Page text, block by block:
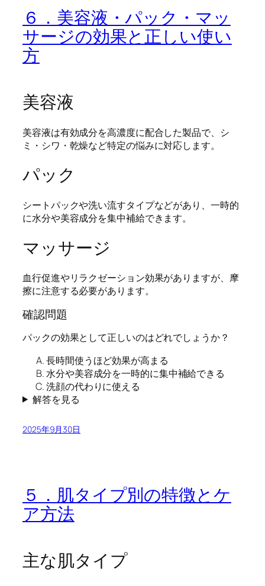
６．美容液・パック・マッ
サージの効果と正しい使い
方
美容液
美容液は有効成分を高濃度に配合した製品で、シ
ミ・シワ・乾燥など特定の悩みに対応します。
パック
シートパックや洗い流すタイプなどがあり、一時的
に水分や美容成分を集中補給できます。
マッサージ
血行促進やリラクゼーション効果がありますが、摩
擦に注意する必要があります。
確認問題
パックの効果として正しいのはどれでしょうか？
長時間使うほど効果が高まる
水分や美容成分を一時的に集中補給できる
洗顔の代わりに使える
解答を見る
2025年9月30日
５．肌タイプ別の特徴とケ
ア方法
主な肌タイプ